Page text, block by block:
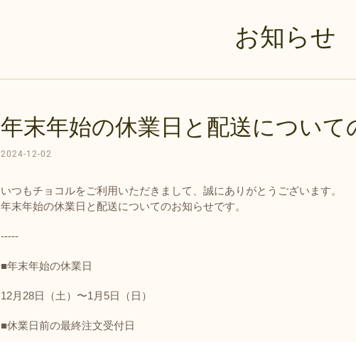
マイページに
配送・送料に
領収書・納品
お知らせ
年末年始の休業日と配送について
2024-12-02
いつもチョコルをご利用いただきまして、誠にありがとうございます。
年末年始の休業日と配送についてのお知らせです。
-----
■年末年始の休業日
12月28日（土）〜1月5日（日）
■休業日前の最終注文受付日